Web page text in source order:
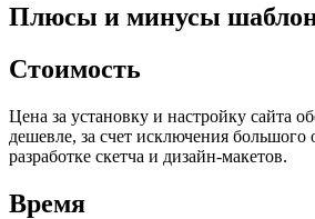
Плюсы и минусы
Стоимость
Цена за установку и настройку сайта
дешевле, за счет исключения большого
разработке скетча и дизайн-макетов.
Время